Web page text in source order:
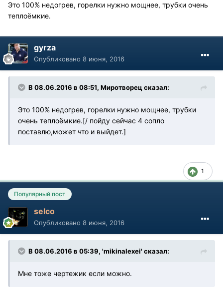
Это 100% недогрев, горелки нужно мощнее, трубки очень
теплоёмкие.
gyrza
Опубликовано 8 июня, 2016
В 08.06.2016 в 08:51, Миротворец сказал:
Это 100% недогрев, горелки нужно мощнее, трубки
очень теплоёмкие.[/ пойду сейчас 4 сопло
поставлю,может что и выйдет.]
1
Популярный пост
selco
Опубликовано 8 июня, 2016
В 08.06.2016 в 05:39, 'mikinalexei' сказал:
Мне тоже чертежик если можно.